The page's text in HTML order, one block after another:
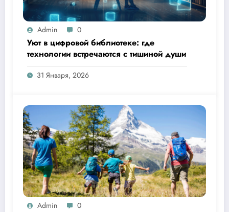
Admin 0
Уют в цифровой библиотеке: где
технологии встречаются с тишиной души
31 Января, 2026
Admin 0